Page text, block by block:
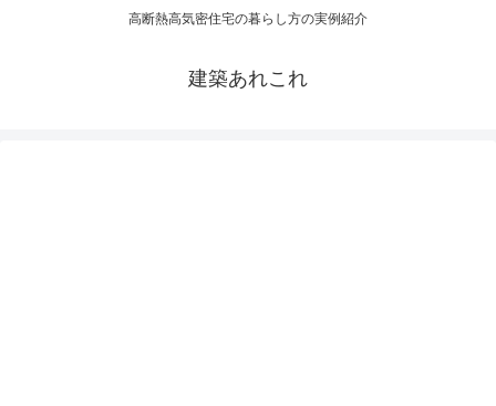
高断熱高気密住宅の暮らし方の実例紹介
建築あれこれ